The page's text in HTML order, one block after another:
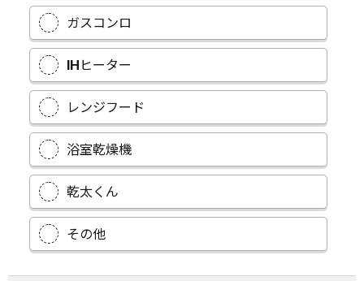
ガスコンロ
IHヒーター
レンジフード
浴室乾燥機
乾太くん
その他